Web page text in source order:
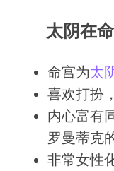
太阴在
命宫为太
喜欢打扮
内心富有
罗曼蒂克
非常女性